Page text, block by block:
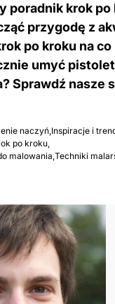
poradnik krok po
przygodę z
po kroku na
umyć
Sprawdź nasze
naczyń,Inspiracje i
po kroku,
malowania,Techniki